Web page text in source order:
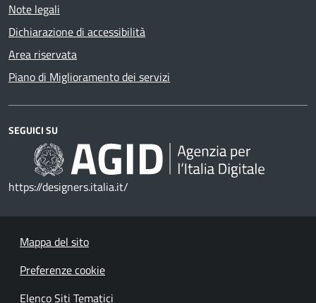
Note legali
Dichiarazione di accessibilità
Area riservata
Piano di Miglioramento dei servizi
SEGUICI SU
https://designers.italia.it/
Mappa del sito
Preferenze cookie
Elenco Siti Tematici